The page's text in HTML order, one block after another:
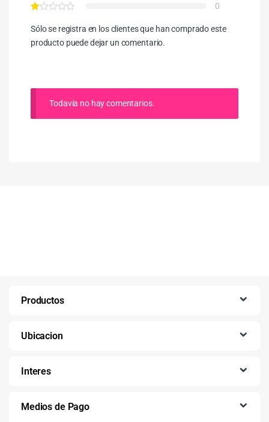
0
Sólo se registra en los clientes que han comprado este
producto puede dejar un comentario.
Todavía no hay comentarios.
Productos
Ubicacion
Interes
Medios de Pago